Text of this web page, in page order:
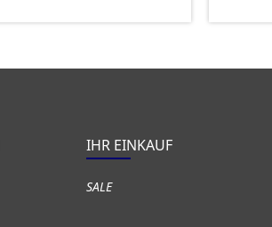
IHR EINKAUF
SALE